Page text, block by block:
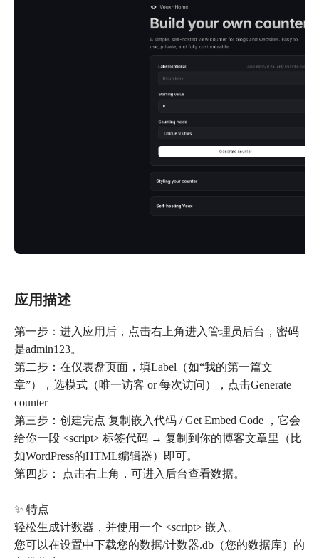
应用描述
第一步：进入应用后，点击右上角进入管理员后台，密码
是admin123。
第二步：在仪表盘页面，填Label（如“我的第一篇文
章”），选模式（唯一访客 or 每次访问），点击Generate
counter
第三步：创建完点 复制嵌入代码 / Get Embed Code ，它会
给你一段 <script> 标签代码 → 复制到你的博客文章里（比
如WordPress的HTML编辑器）即可。
第四步： 点击右上角，可进入后台查看数据。
✨ 特点
轻松生成计数器，并使用一个 <script> 嵌入。
您可以在设置中下载您的数据/计数器.db（您的数据库）的